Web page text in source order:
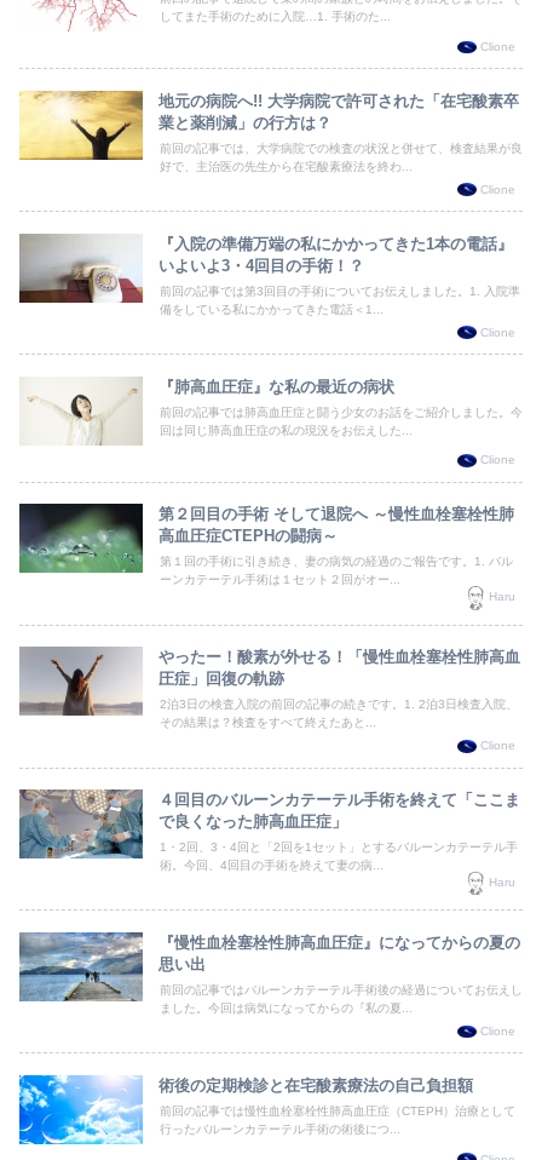
してまた手術のために入院…1. 手術のた...
Clione
地元の病院へ!! 大学病院で許可された「在宅酸素卒
業と薬削減」の行方は？
前回の記事では、大学病院での検査の状況と併せて、検査結果が良
好で、主治医の先生から在宅酸素療法を終わ...
Clione
『入院の準備万端の私にかかってきた1本の電話』
いよいよ3・4回目の手術！？
前回の記事では第3回目の手術についてお伝えしました。1. 入院準
備をしている私にかかってきた電話＜1...
Clione
『肺高血圧症』な私の最近の病状
前回の記事では肺高血圧症と闘う少女のお話をご紹介しました。今
回は同じ肺高血圧症の私の現況をお伝えした...
Clione
第２回目の手術 そして退院へ ～慢性血栓塞栓性肺
高血圧症CTEPHの闘病～
第１回の手術に引き続き、妻の病気の経過のご報告です。1. バル
ーンカテーテル手術は１セット２回がオー...
Haru
やったー！酸素が外せる！「慢性血栓塞栓性肺高血
圧症」回復の軌跡
2泊3日の検査入院の前回の記事の続きです。1. 2泊3日検査入院、
その結果は？検査をすべて終えたあと...
Clione
４回目のバルーンカテーテル手術を終えて「ここま
で良くなった肺高血圧症」
1・2回、3・4回と「2回を1セット」とするバルーンカテーテル手
術。今回、4回目の手術を終えて妻の病...
Haru
『慢性血栓塞栓性肺高血圧症』になってからの夏の
思い出
前回の記事ではバルーンカテーテル手術後の経過についてお伝えし
ました。今回は病気になってからの『私の夏...
Clione
術後の定期検診と在宅酸素療法の自己負担額
前回の記事では慢性血栓塞栓性肺高血圧症（CTEPH）治療として
行ったバルーンカテーテル手術の術後につ...